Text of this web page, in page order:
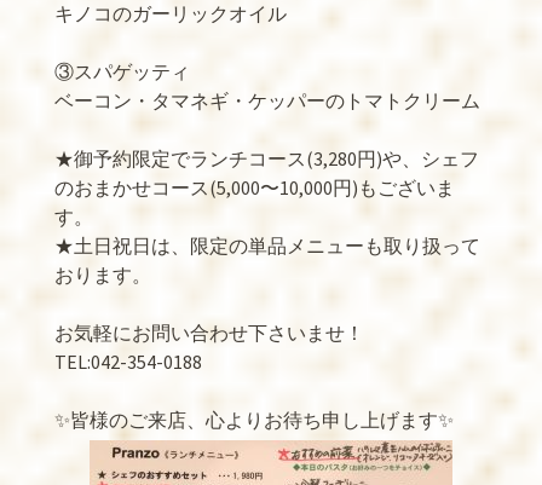
キノコのガーリックオイル
③スパゲッティ
ベーコン・タマネギ・ケッパーのトマトクリーム
★御予約限定でランチコース(3,280円)や、シェフ
のおまかせコース(5,000〜10,000円)もございま
す。
★土日祝日は、限定の単品メニューも取り扱って
おります。
お気軽にお問い合わせ下さいませ！
TEL:042-354-0188
✨皆様のご来店、心よりお待ち申し上げます✨